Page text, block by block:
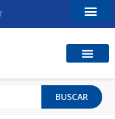
BUSCAR